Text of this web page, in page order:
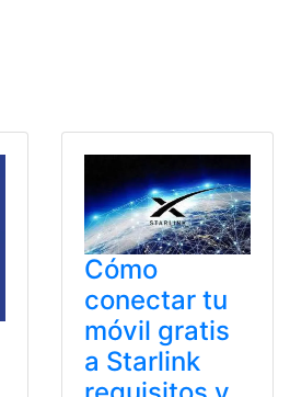
Cómo
conectar tu
móvil gratis
a Starlink